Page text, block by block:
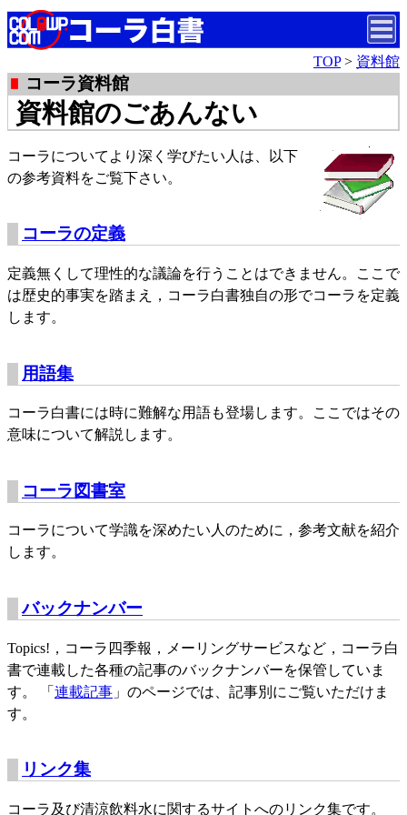
TOP> 資料館
コーラ資料館
資料館のごあんない
コーラについてより深く学びたい人は、以下
の参考資料をご覧下さい。
コーラの定義
定義無くして理性的な議論を行うことはできません。ここで
は歴史的事実を踏まえ，コーラ白書独自の形でコーラを定義
します。
用語集
コーラ白書には時に難解な用語も登場します。ここではその
意味について解説します。
コーラ図書室
コーラについて学識を深めたい人のために，参考文献を紹介
します。
バックナンバー
Topics!，コーラ四季報，メーリングサービスなど，コーラ白
書で連載した各種の記事のバックナンバーを保管していま
す。 「 連載記事 」のページでは、記事別にご覧いただけま
す。
リンク集
コーラ及び清涼飲料水に関するサイトへのリンク集です。